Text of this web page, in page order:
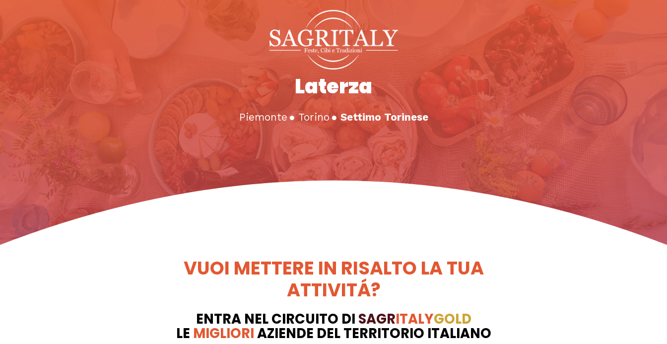
Laterza
Piemonte● Torino●Settimo Torinese
VUOI METTERE IN RISALTO LA TUA
ATTIVITÁ?
ENTRA NEL CIRCUITO DI SAGRITALYGOLD
LE MIGLIORIAZIENDE DEL TERRITORIO ITALIANO